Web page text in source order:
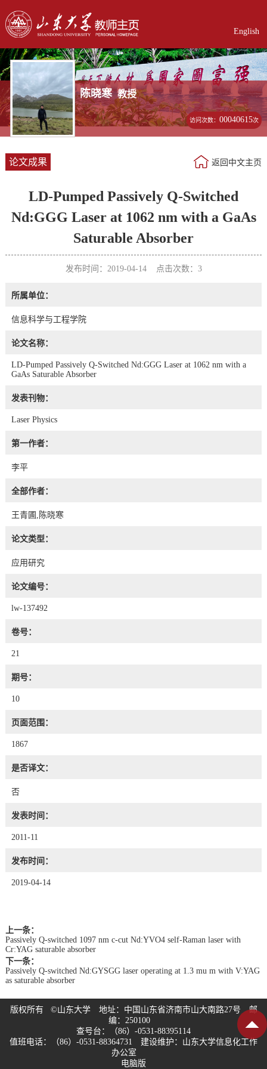
English
陈晓寒 教授
访问次数：00040615次
论文成果 返回中文主页
LD-Pumped Passively Q-Switched
Nd:GGG Laser at 1062 nm with a GaAs
Saturable Absorber
发布时间：2019-04-14 点击次数： 3
所属单位：
信息科学与工程学院
论文名称：
LD-Pumped Passively Q-Switched Nd:GGG Laser at 1062 nm with a
GaAs Saturable Absorber
发表刊物：
Laser Physics
第一作者：
李平
全部作者：
王青圃,陈晓寒
论文类型：
应用研究
论文编号：
lw-137492
卷号：
21
期号：
10
页面范围：
1867
是否译文：
否
发表时间：
2011-11
发布时间：
2019-04-14
上一条：
Passively Q-switched 1097 nm c-cut Nd:YVO4 self-Raman laser with
Cr:YAG saturable absorber
下一条：
Passively Q-switched Nd:GYSGG laser operating at 1.3 mu m with V:YAG
as saturable absorber
版权所有 ©山东大学 地址：中国山东省济南市山大南路27号 邮
编：250100
查号台：（86）-0531-88395114
值班电话：（86）-0531-88364731 建设维护：山东大学信息化工作
办公室
电脑版